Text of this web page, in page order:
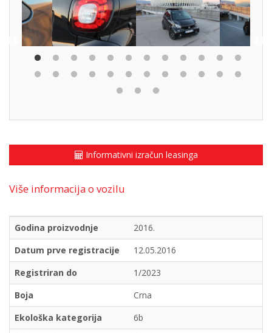
Informativni izračun leasinga
Više informacija o vozilu
Godina proizvodnje
2016.
Datum prve registracije
12.05.2016
Registriran do
1/2023
Boja
Crna
Ekološka kategorija
6b